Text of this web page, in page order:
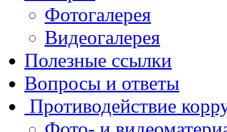
Фотогалерея
Видеогалерея
Полезные ссылки
Вопросы и ответы
Противодействие